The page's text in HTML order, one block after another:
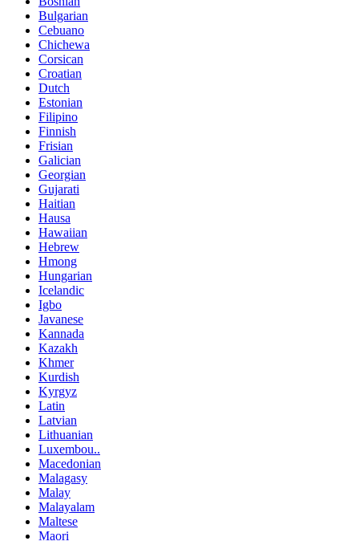
Bulgarian
Cebuano
Chichewa
Corsican
Croatian
Dutch
Estonian
Filipino
Finnish
Frisian
Galician
Georgian
Gujarati
Haitian
Hausa
Hawaiian
Hebrew
Hmong
Hungarian
Icelandic
Igbo
Javanese
Kannada
Kazakh
Khmer
Kurdish
Kyrgyz
Latin
Latvian
Lithuanian
Luxembou..
Macedonian
Malagasy
Malay
Malayalam
Maltese
Maori